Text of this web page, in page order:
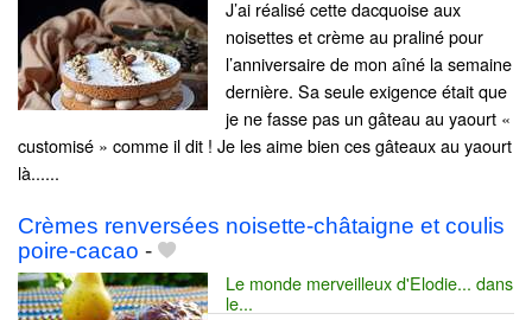
J’ai réalisé cette dacquoise aux
noisettes et crème au praliné pour
l’anniversaire de mon aîné la semaine
dernière. Sa seule exigence était que
je ne fasse pas un gâteau au yaourt «
customisé » comme il dit ! Je les aime bien ces gâteaux au yaourt
là......
Crèmes renversées noisette-châtaigne et coulis
poire-cacao -
Le monde merveilleux d'Elodie... dans
le...